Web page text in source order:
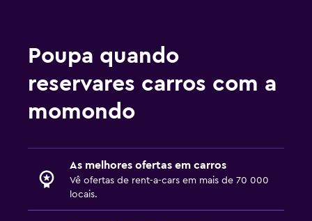
Poupa quando
reservares carros com a
momondo
As melhores ofertas em carros
Vê ofertas de rent-a-cars em mais de 70 000
locais.